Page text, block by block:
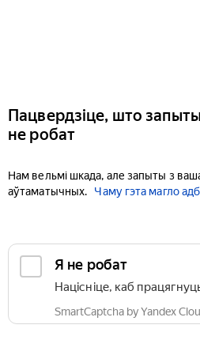
Пацвердзіце, што
не робат
Нам вельмі шкада, але запыты з
аўтаматычных.
Чаму гэта магло
Я не робат
Націсніце, каб
SmartCaptcha by Yandex